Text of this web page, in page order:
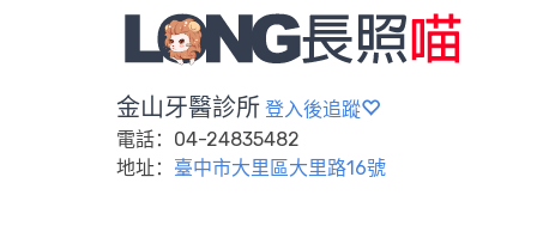
金山牙醫診所 登入後追蹤
電話：04-24835482
地址： 臺中市大里區大里路16號